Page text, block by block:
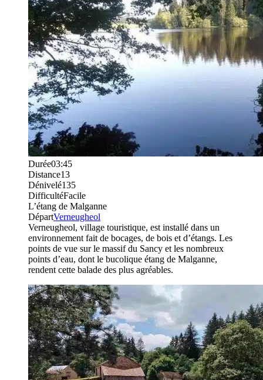
Durée03:45
Distance13
Dénivelé135
DifficultéFacile
L’étang de Malganne
DépartVerneugheol
Verneugheol, village touristique, est installé dans un
environnement fait de bocages, de bois et d’étangs. Les
points de vue sur le massif du Sancy et les nombreux
points d’eau, dont le bucolique étang de Malganne,
rendent cette balade des plus agréables.